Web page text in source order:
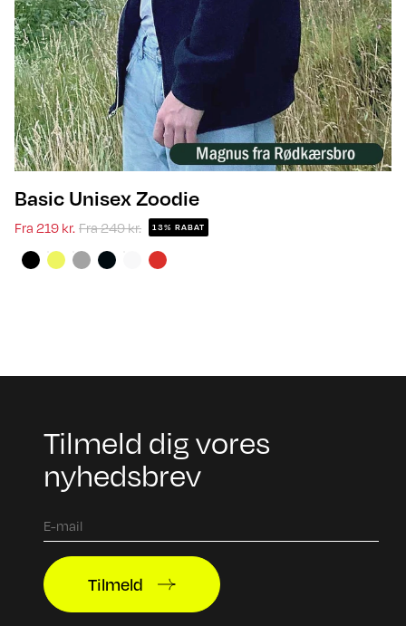
Basic Unisex Zoodie
Fra 219 kr. Fra249 kr. 13% RABAT
Tilmeld dig vores
nyhedsbrev
Tilmeld